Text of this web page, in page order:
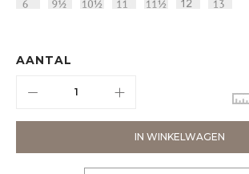
AANTAL
IN WINKELWAGEN